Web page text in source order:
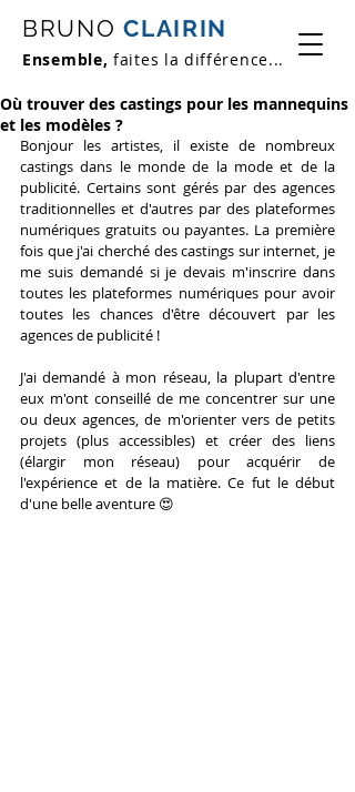
BRUNO CLAIRIN
Ensemble, faites la différence...
Où trouver des castings pour les mannequins
et les modèles ?
Bonjour les artistes, il existe de nombreux
castings dans le monde de la mode et de la
publicité. Certains sont gérés par des agences
traditionnelles et d'autres par des plateformes
numériques gratuits ou payantes. La première
fois que j'ai cherché des castings sur internet, je
me suis demandé si je devais m'inscrire dans
toutes les plateformes numériques pour avoir
toutes les chances d'être découvert par les
agences de publicité !
J'ai demandé à mon réseau, la plupart d'entre
eux m'ont conseillé de me concentrer sur une
ou deux agences, de m'orienter vers de petits
projets (plus accessibles) et créer des liens
(élargir mon réseau) pour acquérir de
l'expérience et de la matière. Ce fut le début
d'une belle aventure 😍